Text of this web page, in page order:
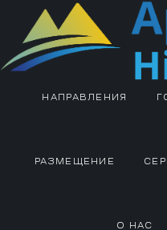
НАПРАВЛЕНИЯ
РАЗМЕЩЕНИЕ
О НАС